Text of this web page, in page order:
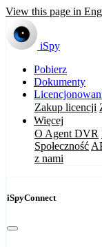
View this page in
iSpy
Pobierz
Dokumenty
Zakup licencji
Więcej
O Agent DVR
Społeczność
z nami
iSpyConnect